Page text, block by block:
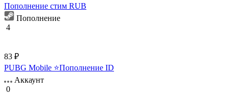
Пополнение стим RUB
Пополнение
4
83 ₽
PUBG Mobile ⭐Пополнение ID
Аккаунт
0